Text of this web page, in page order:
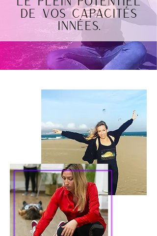
de vos capacités
innées.